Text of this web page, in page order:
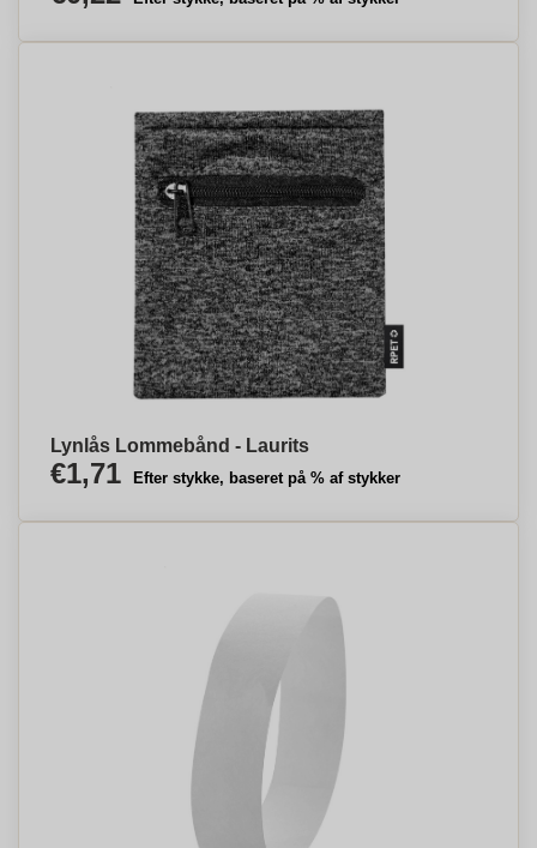
Lynlås Lommebånd - Laurits
€1,71 Efter stykke, baseret på % af stykker